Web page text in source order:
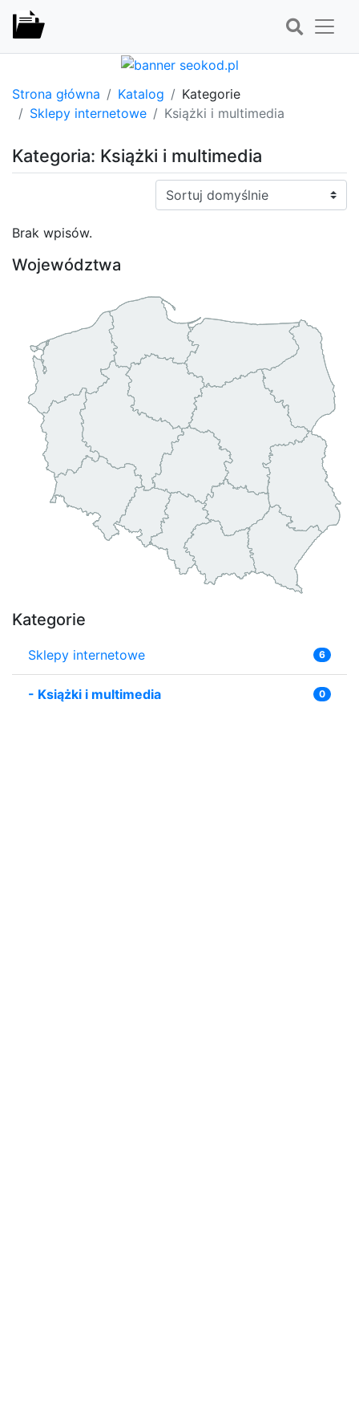
Strona główna Katalog
Kategorie
Sklepy internetowe
Książki i multimedia
Kategoria: Książki i multimedia
Sortuj:
Brak wpisów.
Województwa
Kategorie
Sklepy internetowe 6
- Książki i multimedia 0